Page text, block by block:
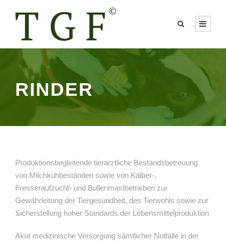
RINDER
Produktionsbegleitende tierärztliche Bestandsbetreuung
von Milchkuhbeständen sowie von Kälber-,
Fresseraufzucht- und Bullenmastbetrieben zur
Gewährleitung der Tiergesundheit, des Tierwohls sowie zur
Sicherstellung hoher Standards der Lebensmittelproduktion
Akut medizinische Versorgung sämtlicher Notfälle in der